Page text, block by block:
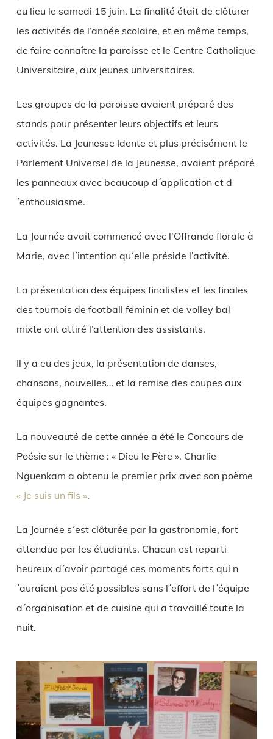
eu lieu le samedi 15 juin. La finalité était de clôturer
les activités de l’année scolaire, et en même temps,
de faire connaître la paroisse et le Centre Catholique
Universitaire, aux jeunes universitaires.
Les groupes de la paroisse avaient préparé des
stands pour présenter leurs objectifs et leurs
activités. La Jeunesse Idente et plus précisément le
Parlement Universel de la Jeunesse, avaient préparé
les panneaux avec beaucoup d´application et d
´enthousiasme.
La Journée avait commencé avec l’Offrande florale à
Marie, avec l´intention qu´elle préside l’activité.
La présentation des équipes finalistes et les finales
des tournois de football féminin et de volley bal
mixte ont attiré l’attention des assistants.
Il y a eu des jeux, la présentation de danses,
chansons, nouvelles… et la remise des coupes aux
équipes gagnantes.
La nouveauté de cette année a été le Concours de
Poésie sur le thème : « Dieu le Père ». Charlie
Nguenkam a obtenu le premier prix avec son poème
« Je suis un fils ».
La Journée s´est clôturée par la gastronomie, fort
attendue par les étudiants. Chacun est reparti
heureux d´avoir partagé ces moments forts qui n
´auraient pas été possibles sans l´effort de l´équipe
d´organisation et de cuisine qui a travaillé toute la
nuit.